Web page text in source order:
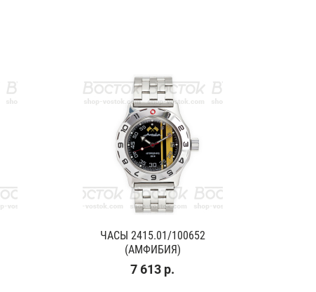
ЧАСЫ 2415.01/100652
(АМФИБИЯ)
7 613 р.